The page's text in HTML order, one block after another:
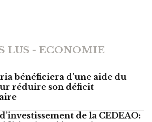
LUS - ECONOMIE
bénéficiera d’une aide du
réduire son déficit
de la CEDEAO: